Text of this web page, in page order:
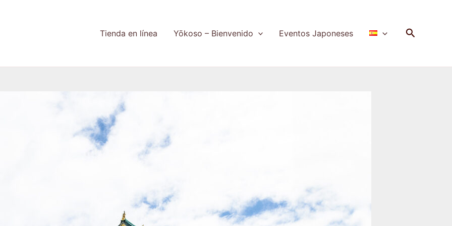
Tienda en línea Yōkoso – Bienvenido Eventos Japoneses Buscar